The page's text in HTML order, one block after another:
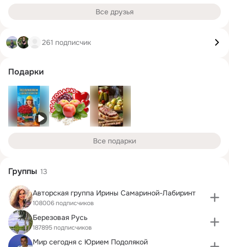
Все друзья
261 подписчик
Подарки
Все подарки
Группы 13
Авторская группа Ирины Самариной-Лабиринт
108006 подписчиков
Березовая Русь
187895 подписчиков
Мир сегодня с Юрием Подолякой